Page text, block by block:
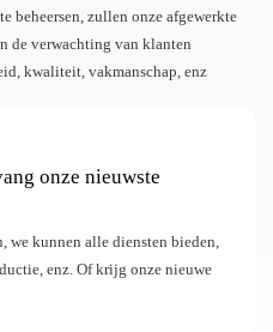
beheersen, zullen onze afgewerkte
de verwachting van klanten
kwaliteit, vakmanschap, enz
onze nieuwste
we kunnen alle diensten bieden,
enz. Of krijg onze nieuwe